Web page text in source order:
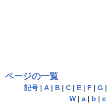
ページの一覧
記号 | A | B | C | E | F | G |
W | a | b | c